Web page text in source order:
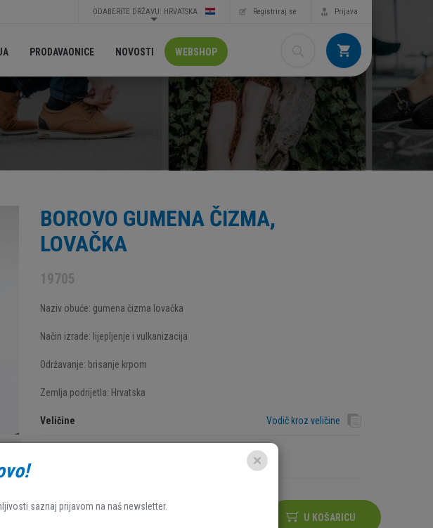
Prijava
Registriraj se
ODABERITE DRŽAVU: HRVATSKA
PRODAVAONICE NOVOSTI WEBSHOP
BOROVO GUMENA ČIZMA,
LOVAČKA
19705
Naziv obuće: gumena čizma lovačka
Način izrade: lijepljenje i vulkanizacija
Održavanje: brisanje krpom
Zemlja podrijetla: Hrvatska
Veličine Vodič kroz veličine
69,95 EUR U KOŠARICU
saznaj prijavom na naš newsletter.